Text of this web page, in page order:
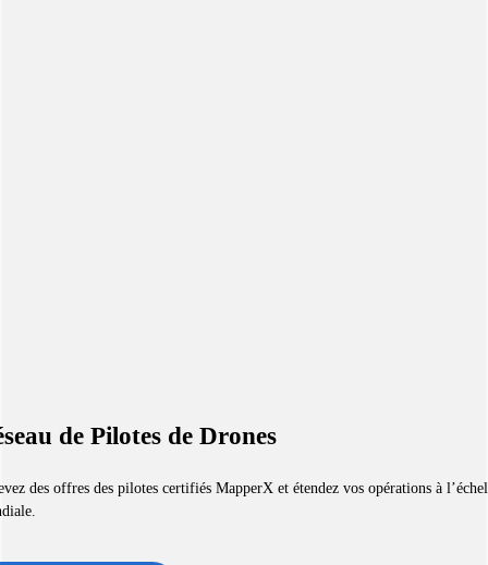
de Pilotes de Drones
des offres des pilotes certifiés MapperX et étendez vos opérations à